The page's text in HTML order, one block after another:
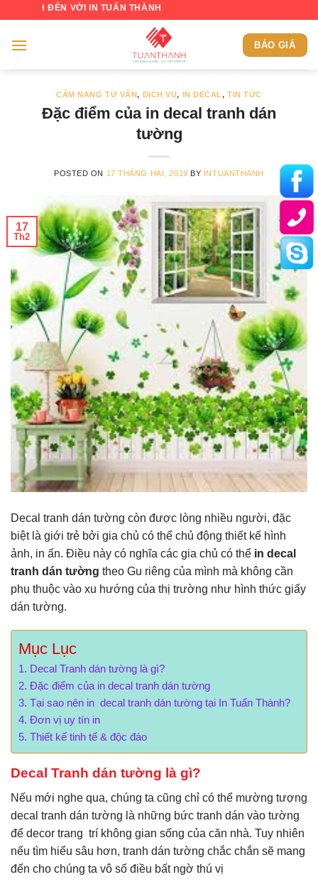
content
ĐẾN VỚI IN TUẤN THÀNH
BÁO GIÁ
CẨM NANG TƯ VẤN, DỊCH VỤ, IN DECAL,TIN TỨC
Đặc điểm của in decal tranh dán
tường
POSTED ON 17 THÁNG HAI, 2019 BY INTUANTHANH
17
Th2
Decal tranh dán tường còn được lòng nhiều người, đặc
biệt là giới trẻ bởi gia chủ có thể chủ động thiết kế hình
ảnh, in ấn. Điều này có nghĩa các gia chủ có thể in decal
tranh dán tường theo Gu riêng của mình mà không cần
phụ thuộc vào xu hướng của thị trường như hình thức giấy
dán tường.
Mục Lục
Decal Tranh dán tường là gì?
Đặc điểm của in decal tranh dán tường
Tại sao nên in decal tranh dán tường tại In Tuấn Thành?
Đơn vị uy tín in
Thiết kế tinh tế & độc đáo
Decal Tranh dán tường là gì?
Nếu mới nghe qua, chúng ta cũng chỉ có thể mường tượng
decal tranh dán tường là những bức tranh dán vào tường
để decor trang trí không gian sống của căn nhà. Tuy nhiên
nếu tìm hiểu sâu hơn, tranh dán tường chắc chắn sẽ mang
đến cho chúng ta vô số điều bất ngờ thú vị